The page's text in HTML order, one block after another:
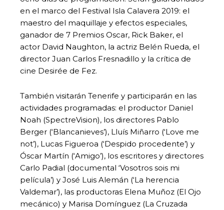
en el marco del Festival Isla Calavera 2019: el
maestro del maquillaje y efectos especiales,
ganador de 7 Premios Oscar, Rick Baker, el
actor David Naughton, la actriz Belén Rueda, el
director Juan Carlos Fresnadillo y la crítica de
cine Desirée de Fez.
También visitarán Tenerife y participarán en las
actividades programadas: el productor Daniel
Noah (SpectreVision), los directores Pablo
Berger (‘Blancanieves’), Lluís Miñarro (‘Love me
not’), Lucas Figueroa (‘Despido procedente’) y
Óscar Martín (‘Amigo’), los escritores y directores
Carlo Padial (documental ‘Vosotros sois mi
película’) y José Luis Alemán (‘La herencia
Valdemar’), las productoras Elena Muñoz (El Ojo
mecánico) y Marisa Domínguez (La Cruzada